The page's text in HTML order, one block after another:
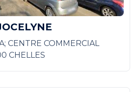
CENTRE COMMERCIAL
CHELLES